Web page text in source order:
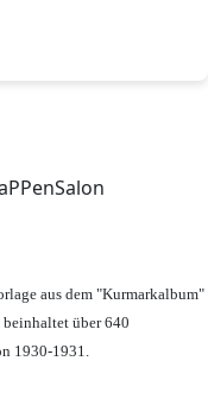
aus dem "Kurmarkalbum"
über 640
1930-1931.